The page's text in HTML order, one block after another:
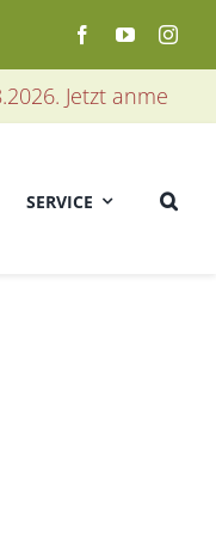
Jetzt anmelden!
SERVICE